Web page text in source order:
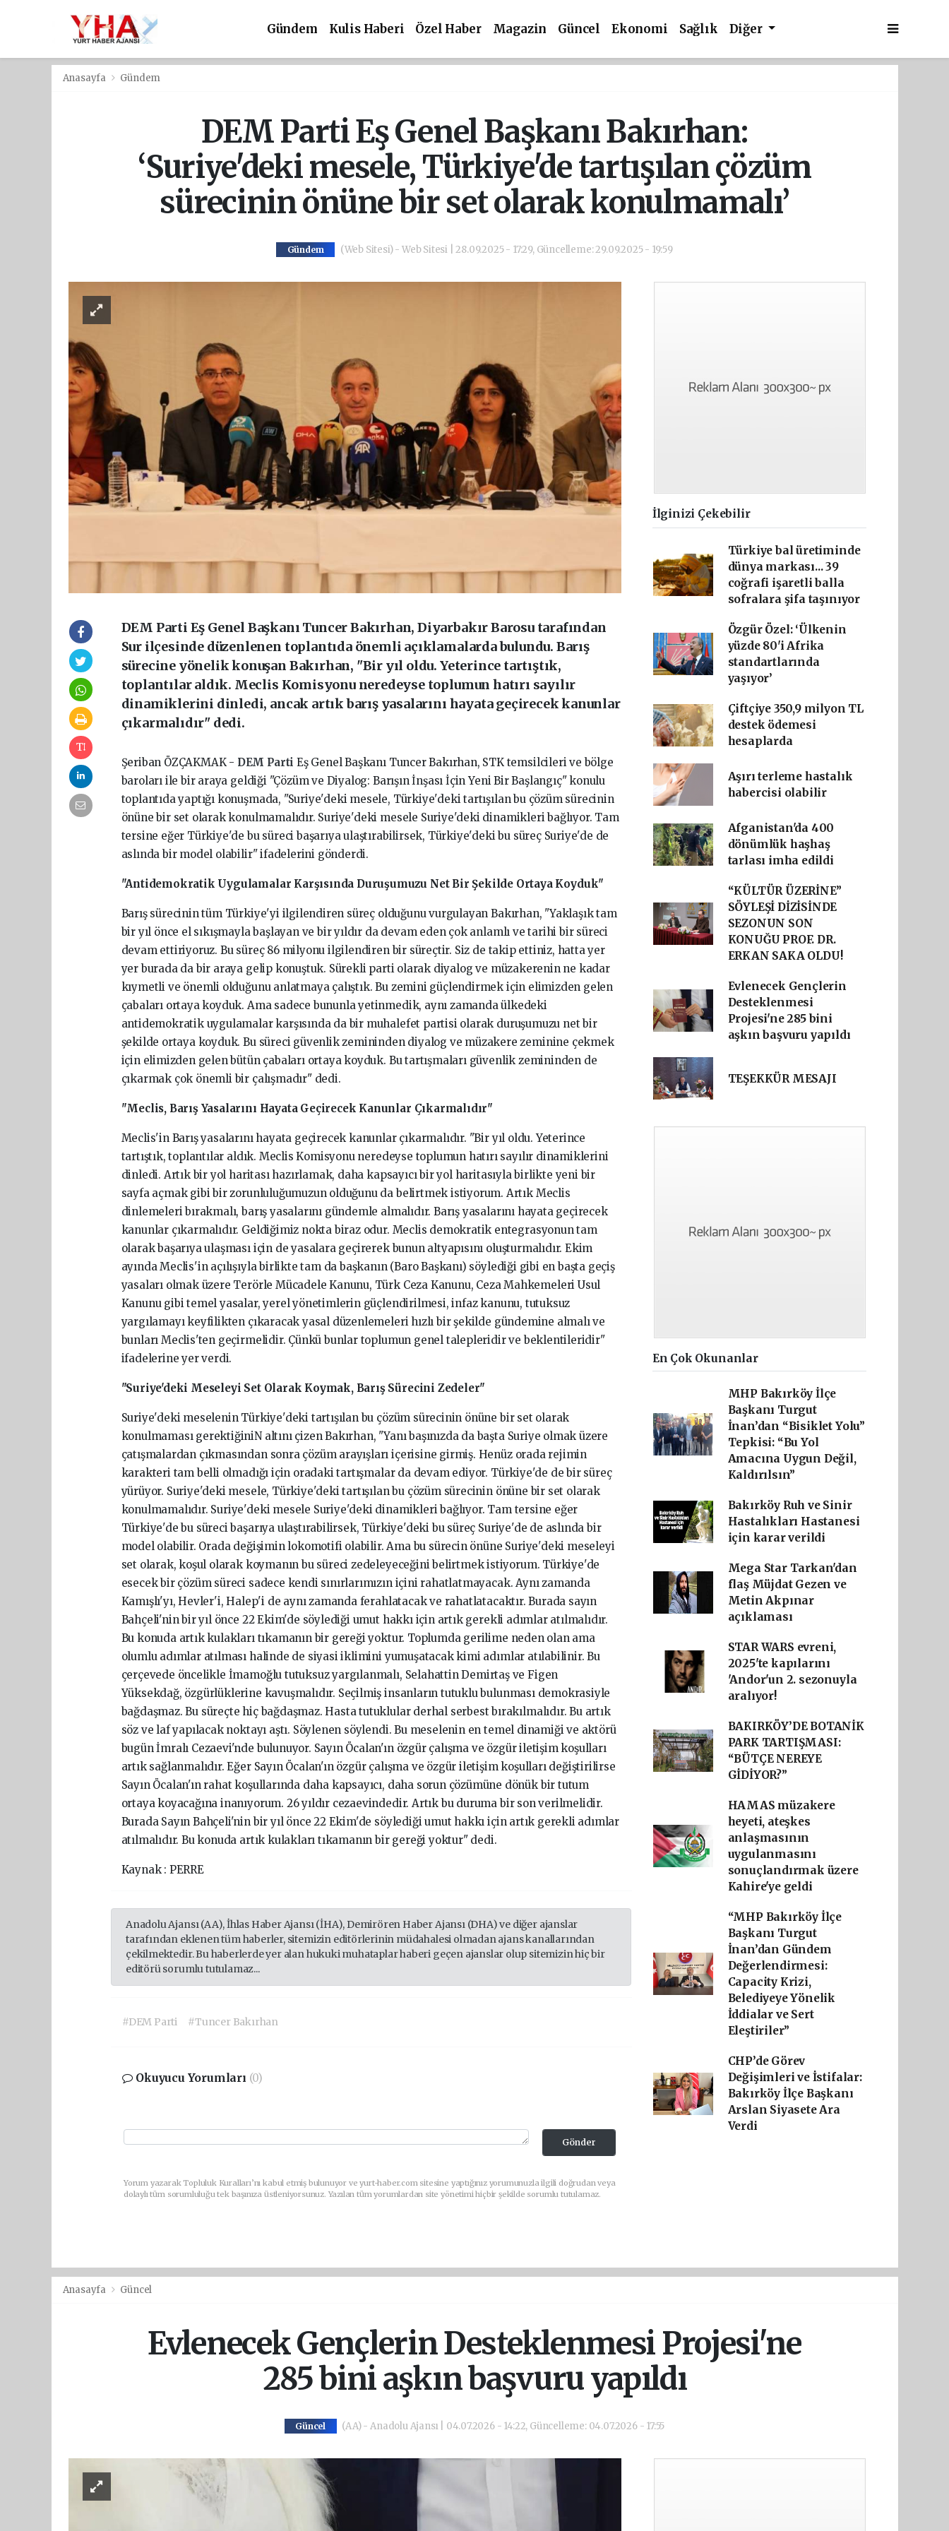
Gündem Kulis Haberi Özel Haber Magazin Güncel Ekonomi Sağlık Diğer
Anasayfa Gündem
DEM Parti Eş Genel Başkanı Bakırhan:
‘Suriye'deki mesele, Türkiye'de tartışılan çözüm
sürecinin önüne bir set olarak konulmamalı’
Gündem (Web Sitesi) - Web Sitesi | 28.09.2025 - 17:29, Güncelleme: 29.09.2025 - 19:59
DEM Parti Eş Genel Başkanı Tuncer Bakırhan, Diyarbakır Barosu tarafından
Sur ilçesinde düzenlenen toplantıda önemli açıklamalarda bulundu. Barış
sürecine yönelik konuşan Bakırhan, "Bir yıl oldu. Yeterince tartıştık,
toplantılar aldık. Meclis Komisyonu neredeyse toplumun hatırı sayılır
dinamiklerini dinledi, ancak artık barış yasalarını hayata geçirecek kanunlar
çıkarmalıdır" dedi.
Şeriban ÖZÇAKMAK - DEM Parti Eş Genel Başkanı Tuncer Bakırhan, STK temsilcileri ve bölge
baroları ile bir araya geldiği "Çözüm ve Diyalog: Barışın İnşası İçin Yeni Bir Başlangıç" konulu
toplantıda yaptığı konuşmada, "Suriye'deki mesele, Türkiye'deki tartışılan bu çözüm sürecinin
önüne bir set olarak konulmamalıdır. Suriye'deki mesele Suriye'deki dinamikleri bağlıyor. Tam
tersine eğer Türkiye'de bu süreci başarıya ulaştırabilirsek, Türkiye'deki bu süreç Suriye'de de
aslında bir model olabilir" ifadelerini gönderdi.
"Antidemokratik Uygulamalar Karşısında Duruşumuzu Net Bir Şekilde Ortaya Koyduk"
Barış sürecinin tüm Türkiye'yi ilgilendiren süreç olduğunu vurgulayan Bakırhan, "Yaklaşık tam
bir yıl önce el sıkışmayla başlayan ve bir yıldır da devam eden çok anlamlı ve tarihi bir süreci
devam ettiriyoruz. Bu süreç 86 milyonu ilgilendiren bir süreçtir. Siz de takip ettiniz, hatta yer
yer burada da bir araya gelip konuştuk. Sürekli parti olarak diyalog ve müzakerenin ne kadar
kıymetli ve önemli olduğunu anlatmaya çalıştık. Bu zemini güçlendirmek için elimizden gelen
çabaları ortaya koyduk. Ama sadece bununla yetinmedik, aynı zamanda ülkedeki
antidemokratik uygulamalar karşısında da bir muhalefet partisi olarak duruşumuzu net bir
şekilde ortaya koyduk. Bu süreci güvenlik zemininden diyalog ve müzakere zeminine çekmek
için elimizden gelen bütün çabaları ortaya koyduk. Bu tartışmaları güvenlik zemininden de
çıkarmak çok önemli bir çalışmadır" dedi.
"Meclis, Barış Yasalarını Hayata Geçirecek Kanunlar Çıkarmalıdır"
Meclis'in Barış yasalarını hayata geçirecek kanunlar çıkarmalıdır. "Bir yıl oldu. Yeterince
tartıştık, toplantılar aldık. Meclis Komisyonu neredeyse toplumun hatırı sayılır dinamiklerini
dinledi. Artık bir yol haritası hazırlamak, daha kapsayıcı bir yol haritasıyla birlikte yeni bir
sayfa açmak gibi bir zorunluluğumuzun olduğunu da belirtmek istiyorum. Artık Meclis
dinlemeleri bırakmalı, barış yasalarını gündemle almalıdır. Barış yasalarını hayata geçirecek
kanunlar çıkarmalıdır. Geldiğimiz nokta biraz odur. Meclis demokratik entegrasyonun tam
olarak başarıya ulaşması için de yasalara geçirerek bunun altyapısını oluşturmalıdır. Ekim
ayında Meclis'in açılışıyla birlikte tam da başkanın (Baro Başkanı) söylediği gibi en başta geçiş
yasaları olmak üzere Terörle Mücadele Kanunu, Türk Ceza Kanunu, Ceza Mahkemeleri Usul
Kanunu gibi temel yasalar, yerel yönetimlerin güçlendirilmesi, infaz kanunu, tutuksuz
yargılamayı keyfilikten çıkaracak yasal düzenlemeleri hızlı bir şekilde gündemine almalı ve
bunları Meclis'ten geçirmelidir. Çünkü bunlar toplumun genel talepleridir ve beklentileridir"
ifadelerine yer verdi.
"Suriye'deki Meseleyi Set Olarak Koymak, Barış Sürecini Zedeler"
Suriye'deki meselenin Türkiye'deki tartışılan bu çözüm sürecinin önüne bir set olarak
konulmaması gerektiğiniN altını çizen Bakırhan, "Yanı başınızda da başta Suriye olmak üzere
çatışmalardan çıkmasından sonra çözüm arayışları içerisine girmiş. Henüz orada rejimin
karakteri tam belli olmadığı için oradaki tartışmalar da devam ediyor. Türkiye'de de bir süreç
yürüyor. Suriye'deki mesele, Türkiye'deki tartışılan bu çözüm sürecinin önüne bir set olarak
konulmamalıdır. Suriye'deki mesele Suriye'deki dinamikleri bağlıyor. Tam tersine eğer
Türkiye'de bu süreci başarıya ulaştırabilirsek, Türkiye'deki bu süreç Suriye'de de aslında bir
model olabilir. Orada değişimin lokomotifi olabilir. Ama bu sürecin önüne Suriye'deki meseleyi
set olarak, koşul olarak koymanın bu süreci zedeleyeceğini belirtmek istiyorum. Türkiye'de
esecek bir çözüm süreci sadece kendi sınırlarımızın içini rahatlatmayacak. Aynı zamanda
Kamışlı'yı, Hevler'i, Halep'i de aynı zamanda ferahlatacak ve rahatlatacaktır. Burada sayın
Bahçeli'nin bir yıl önce 22 Ekim'de söylediği umut hakkı için artık gerekli adımlar atılmalıdır.
Bu konuda artık kulakları tıkamanın bir gereği yoktur. Toplumda gerilime neden olan ama
olumlu adımlar atılması halinde de siyasi iklimini yumuşatacak kimi adımlar atılabilinir. Bu
çerçevede öncelikle İmamoğlu tutuksuz yargılanmalı, Selahattin Demirtaş ve Figen
Yüksekdağ, özgürlüklerine kavuşmalıdır. Seçilmiş insanların tutuklu bulunması demokrasiyle
bağdaşmaz. Bu süreçte hiç bağdaşmaz. Hasta tutuklular derhal serbest bırakılmalıdır. Bu artık
söz ve laf yapılacak noktayı aştı. Söylenen söylendi. Bu meselenin en temel dinamiği ve aktörü
bugün İmralı Cezaevi'nde bulunuyor. Sayın Öcalan'ın özgür çalışma ve özgür iletişim koşulları
artık sağlanmalıdır. Eğer Sayın Öcalan'ın özgür çalışma ve özgür iletişim koşulları değiştirilirse
Sayın Öcalan'ın rahat koşullarında daha kapsayıcı, daha sorun çözümüne dönük bir tutum
ortaya koyacağına inanıyorum. 26 yıldır cezaevindedir. Artık bu duruma bir son verilmelidir.
Burada Sayın Bahçeli'nin bir yıl önce 22 Ekim'de söylediği umut hakkı için artık gerekli adımlar
atılmalıdır. Bu konuda artık kulakları tıkamanın bir gereği yoktur" dedi.
Kaynak : PERRE
Anadolu Ajansı (AA), İhlas Haber Ajansı (İHA), Demirören Haber Ajansı (DHA) ve diğer ajanslar
tarafından eklenen tüm haberler, sitemizin editörlerinin müdahalesi olmadan ajans kanallarından
çekilmektedir. Bu haberlerde yer alan hukuki muhataplar haberi geçen ajanslar olup sitemizin hiç bir
editörü sorumlu tutulamaz...
#DEM Parti #Tuncer Bakırhan
Okuyucu Yorumları (0)
Gönder
Yorum yazarak Topluluk Kuralları’nı kabul etmiş bulunuyor ve yurt-haber.com sitesine yaptığınız yorumunuzla ilgili doğrudan veya
dolaylı tüm sorumluluğu tek başınıza üstleniyorsunuz. Yazılan tüm yorumlardan site yönetimi hiçbir şekilde sorumlu tutulamaz.
İlginizi Çekebilir
Türkiye bal üretiminde
dünya markası... 39
coğrafi işaretli balla
sofralara şifa taşınıyor
Özgür Özel: ‘Ülkenin
yüzde 80'i Afrika
standartlarında
yaşıyor’
Çiftçiye 350,9 milyon TL
destek ödemesi
hesaplarda
Aşırı terleme hastalık
habercisi olabilir
Afganistan'da 400
dönümlük haşhaş
tarlası imha edildi
“KÜLTÜR ÜZERİNE”
SÖYLEŞİ DİZİSİNDE
SEZONUN SON
KONUĞU PROF. DR.
ERKAN SAKA OLDU!
Evlenecek Gençlerin
Desteklenmesi
Projesi'ne 285 bini
aşkın başvuru yapıldı
TEŞEKKÜR MESAJI
En Çok Okunanlar
MHP Bakırköy İlçe
Başkanı Turgut
İnan’dan “Bisiklet Yolu”
Tepkisi: “Bu Yol
Amacına Uygun Değil,
Kaldırılsın”
Bakırköy Ruh ve Sinir
Hastalıkları Hastanesi
için karar verildi
Mega Star Tarkan'dan
flaş Müjdat Gezen ve
Metin Akpınar
açıklaması
STAR WARS evreni,
2025'te kapılarını
'Andor'un 2. sezonuyla
aralıyor!
BAKIRKÖY’DE BOTANİK
PARK TARTIŞMASI:
“BÜTÇE NEREYE
GİDİYOR?”
HAMAS müzakere
heyeti, ateşkes
anlaşmasının
uygulanmasını
sonuçlandırmak üzere
Kahire'ye geldi
“MHP Bakırköy İlçe
Başkanı Turgut
İnan’dan Gündem
Değerlendirmesi:
Capacity Krizi,
Belediyeye Yönelik
İddialar ve Sert
Eleştiriler”
CHP’de Görev
Değişimleri ve İstifalar:
Bakırköy İlçe Başkanı
Arslan Siyasete Ara
Verdi
Anasayfa Güncel
Evlenecek Gençlerin Desteklenmesi Projesi'ne
285 bini aşkın başvuru yapıldı
Güncel (AA) - Anadolu Ajansı | 04.07.2026 - 14:22, Güncelleme: 04.07.2026 - 17:55